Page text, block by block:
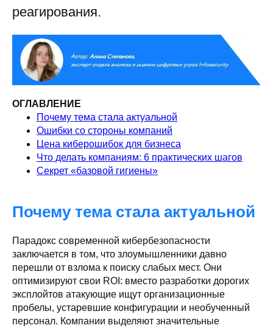
реагирования.
ОГЛАВЛЕНИЕ
Почему тема стала актуальной
Ошибки со стороны компаний
Цена киберошибок для бизнеса
Что делать компаниям: 6 практических шагов
Секрет «базовой гигиены»
Почему тема стала актуальной
Парадокс современной кибербезопасности
заключается в том, что злоумышленники давно
перешли от взлома к поиску слабых мест. Они
оптимизируют свои ROI: вместо разработки дорогих
эксплойтов атакующие ищут организационные
пробелы, устаревшие конфигурации и необученный
персонал. Компании выделяют значительные